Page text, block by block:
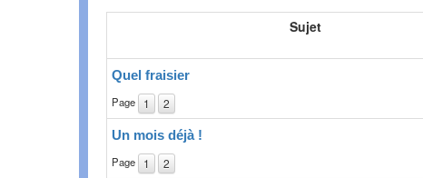
Sujet
Quel fraisier
Page 1 2
Un mois déjà !
Page 1 2